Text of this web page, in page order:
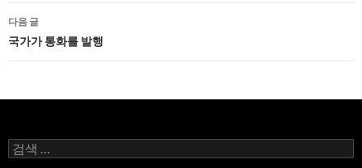
비
게
이
션
다음 글
국가가 통화를 발행
검
색: